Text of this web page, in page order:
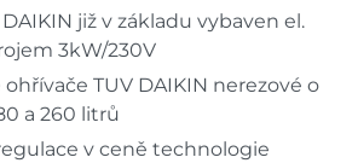
již v základu vybaven el.
3kW/230V
TUV DAIKIN nerezové o
a 260 litrů
v ceně technologie